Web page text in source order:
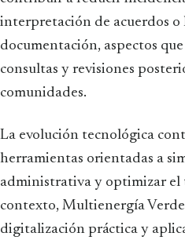
interpretación de acuerdos o
documentación, aspectos
consultas y revisiones
comunidades.
La evolución tecnológica
herramientas orientadas a
administrativa y optimizar el
contexto, Multienergía
digitalización práctica y